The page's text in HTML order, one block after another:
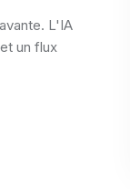
L'IA
un flux